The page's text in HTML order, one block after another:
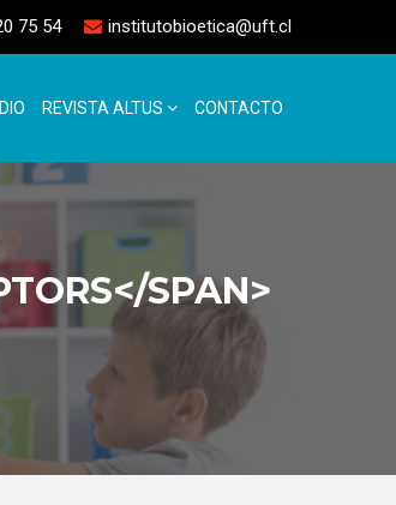
75 54 institutobioetica@uft.cl
REVISTA ALTUS CONTACTO
SPAN>